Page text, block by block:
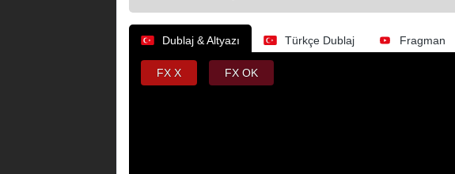
Dublaj & Altyazı Türkçe Dublaj Fragman
FX X FX OK